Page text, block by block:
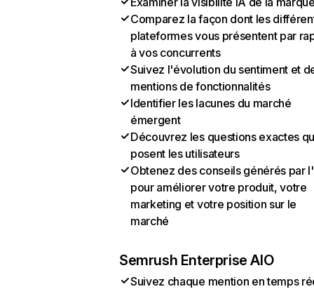
Comparez la façon dont les
plateformes vous présentent par
à vos concurrents
Suivez l'évolution du sentiment et
mentions de fonctionnalités
Identifier les lacunes du marché
émergent
Découvrez les questions exactes
posent les utilisateurs
Obtenez des conseils générés par
pour améliorer votre produit, votre
marketing et votre position sur le
marché
Semrush Enterprise AIO
Suivez chaque mention en temps